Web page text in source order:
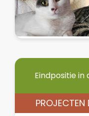
Eindpositie in
PROJECTEN